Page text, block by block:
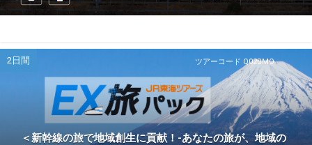
ツアーコード Q02BMO
2日間
＜新幹線の旅で地域創生に貢献！-あなたの旅が、地域の